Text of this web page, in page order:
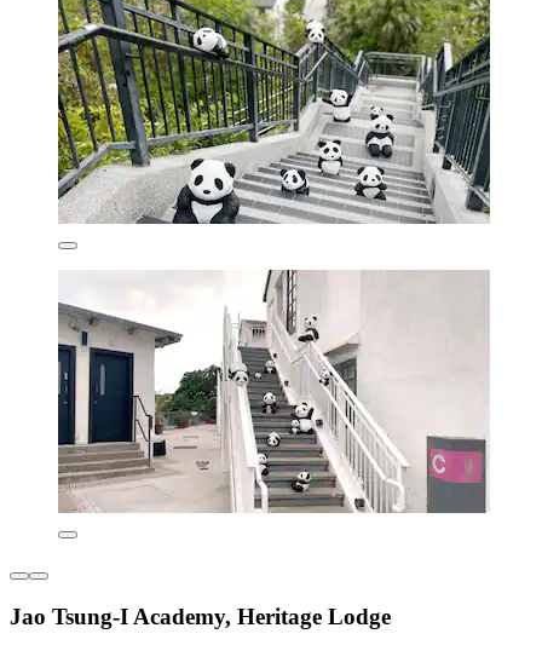
Jao Tsung-I Academy, Heritage Lodge